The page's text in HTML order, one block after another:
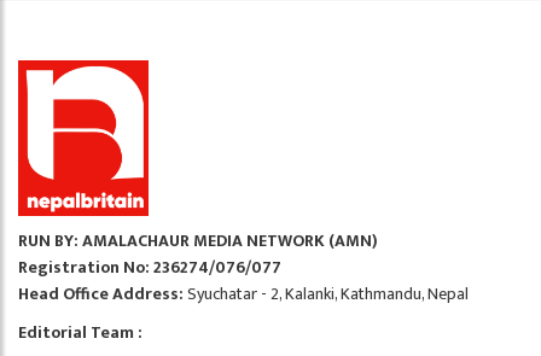
RUN BY: AMALACHAUR MEDIA NETWORK (AMN)
Registration No: 236274/076/077
Head Office Address:Syuchatar - 2, Kalanki, Kathmandu, Nepal
Editorial Team :